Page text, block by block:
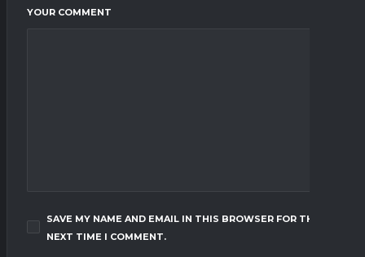
YOUR COMMENT
SAVE MY NAME AND EMAIL IN THIS BROWSER FOR THE
NEXT TIME I COMMENT.